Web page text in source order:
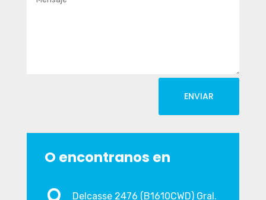
ENVIAR
O encontranos en
Delcasse 2476 (B1610CWD) Gral.